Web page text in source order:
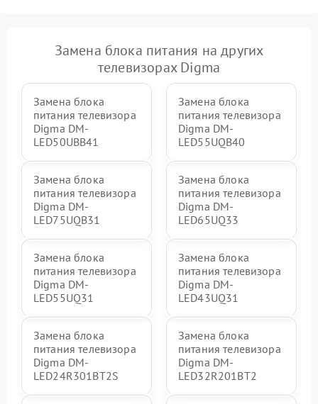
Замена блока питания на других
телевизорах Digma
Замена блока
питания телевизора
Digma DM-
LED50UBB41
Замена блока
питания телевизора
Digma DM-
LED55UQB40
Замена блока
питания телевизора
Digma DM-
LED75UQB31
Замена блока
питания телевизора
Digma DM-
LED65UQ33
Замена блока
питания телевизора
Digma DM-
LED55UQ31
Замена блока
питания телевизора
Digma DM-
LED43UQ31
Замена блока
питания телевизора
Digma DM-
LED24R301BT2S
Замена блока
питания телевизора
Digma DM-
LED32R201BT2